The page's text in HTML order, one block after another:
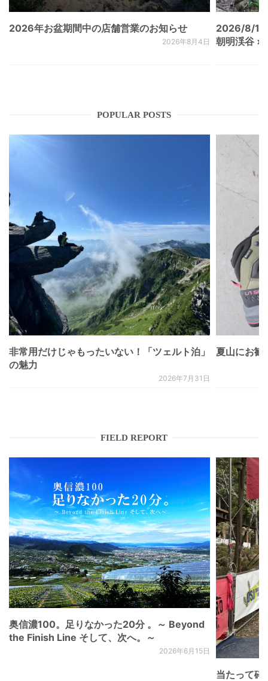
2026年お盆期間中の店舗営業のお知らせ
2026年8月4日
2026/8/
朝明渓谷 ×
POPULAR POSTS
非常用だけじゃもったいない！「ツェルト泊」
の魅力
2026年7月31日
夏山にお
FIELD REPORT
奥信濃100。足りなかった20分 。～ Beyond
the Finish Line そして、次へ。～
2026年6月15日
当たって砕